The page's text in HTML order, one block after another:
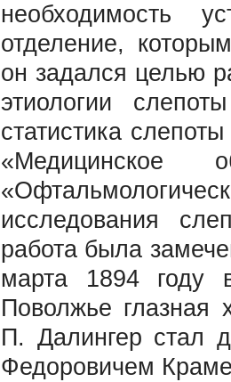
необходимость
отделение,
он задался целью
этиологии
статистика
«Медицинское
исследования
работа была
марта 1894 году
Поволжье глазная
П. Далингер стал
Федоровичем